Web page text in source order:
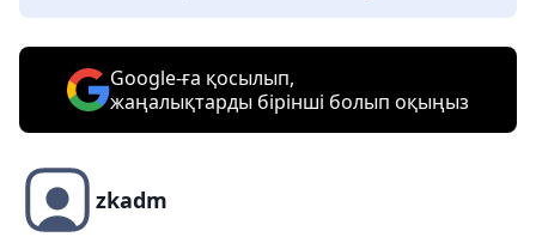
Google-ға қосылып,
жаңалықтарды бірінші болып оқыңыз
zkadm